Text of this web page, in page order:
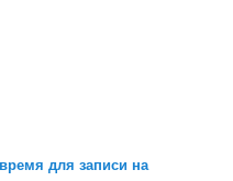
для записи на